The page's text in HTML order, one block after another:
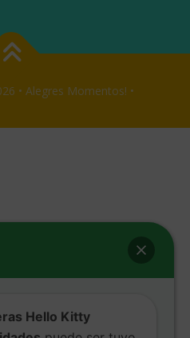
• Alegres Momentos! •
Hello Kitty